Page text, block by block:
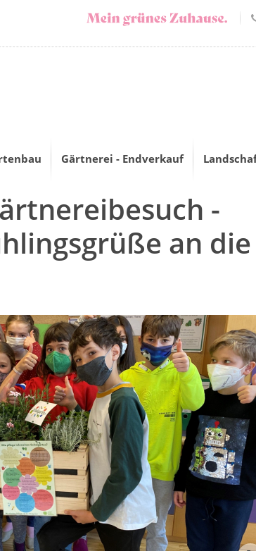
Gärtnerei - Endverkauf
-
an die